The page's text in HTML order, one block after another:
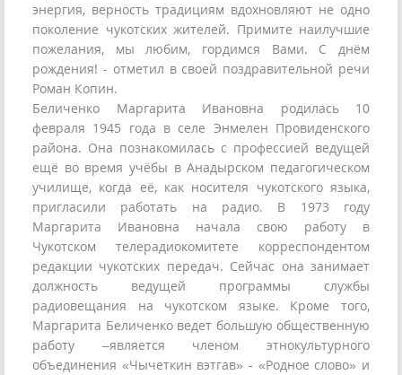
энергия, верность традициям вдохновляют не одно
поколение чукотских жителей. Примите наилучшие
пожелания, мы любим, гордимся Вами. С днём
рождения! - отметил в своей поздравительной речи
Роман Копин.
Беличенко Маргарита Ивановна родилась 10
февраля 1945 года в селе Энмелен Провиденского
района. Она познакомилась с профессией ведущей
ещё во время учёбы в Анадырском педагогическом
училище, когда её, как носителя чукотского языка,
пригласили работать на радио. В 1973 году
Маргарита Ивановна начала свою работу в
Чукотском телерадиокомитете корреспондентом
редакции чукотских передач. Сейчас она занимает
должность ведущей программы службы
радиовещания на чукотском языке. Кроме того,
Маргарита Беличенко ведет большую общественную
работу –является членом этнокультурного
объединения «Чычеткин вэтгав» - «Родное слово» и